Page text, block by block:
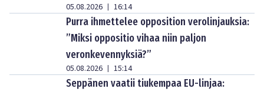
05.08.2026 | 16:14
Purra ihmettelee opposition verolinjauksia:
”Miksi oppositio vihaa niin paljon
veronkevennyksiä?”
05.08.2026 | 15:14
Seppänen vaatii tiukempaa EU-linjaa: